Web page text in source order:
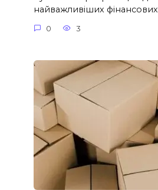
найважливіших фінансових
0 3